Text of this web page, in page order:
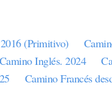
(Primitivo)
Camino Inglés. 2024
Camino Francés